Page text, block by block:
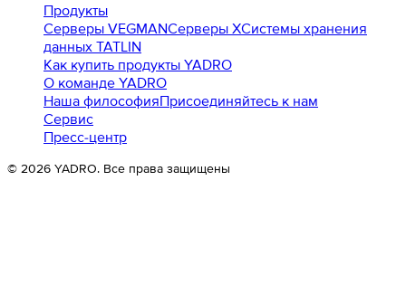
Продукты
Серверы VEGMANСерверы XСистемы хранения
данных TATLIN
Как купить продукты YADRO
О команде YADRO
Наша философияПрисоединяйтесь к нам
Сервис
Пресс-центр
© 2026 YADRO. Все права защищены